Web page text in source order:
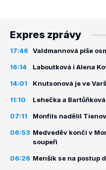
Expres zprávy
17:46 Valdmannová píše
16:14 Laboutková i Alena
14:01 Knutsonová je ve
11:10 Lehečka a
07:11 Monfils nadělil
06:53 Medveděv končí v
soupeři
06:26 Menšík se na postup